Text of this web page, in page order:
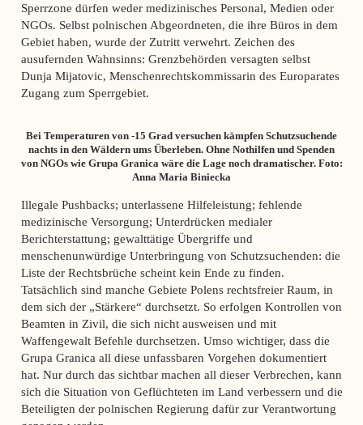
Sperrzone dürfen weder medizinisches Personal, Medien oder
NGOs. Selbst polnischen Abgeordneten, die ihre Büros in dem
Gebiet haben, wurde der Zutritt verwehrt. Zeichen des
ausufernden Wahnsinns: Grenzbehörden versagten selbst
Dunja Mijatovic, Menschenrechtskommissarin des Europarates
Zugang zum Sperrgebiet.
Bei Temperaturen von -15 Grad versuchen kämpfen Schutzsuchende
nachts in den Wäldern ums Überleben. Ohne Nothilfen und Spenden
von NGOs wie Grupa Granica wäre die Lage noch dramatischer. Foto:
Anna Maria Biniecka
Illegale Pushbacks; unterlassene Hilfeleistung; fehlende
medizinische Versorgung; Unterdrücken medialer
Berichterstattung; gewalttätige Übergriffe und
menschenunwürdige Unterbringung von Schutzsuchenden: die
Liste der Rechtsbrüche scheint kein Ende zu finden.
Tatsächlich sind manche Gebiete Polens rechtsfreier Raum, in
dem sich der „Stärkere“ durchsetzt. So erfolgen Kontrollen von
Beamten in Zivil, die sich nicht ausweisen und mit
Waffengewalt Befehle durchsetzen. Umso wichtiger, dass die
Grupa Granica all diese unfassbaren Vorgehen dokumentiert
hat. Nur durch das sichtbar machen all dieser Verbrechen, kann
sich die Situation von Geflüchteten im Land verbessern und die
Beteiligten der polnischen Regierung dafür zur Verantwortung